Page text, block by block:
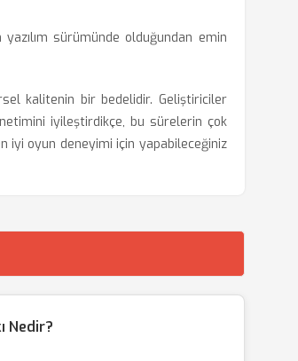
sürümünde olduğundan emin
kalitenin bir bedelidir. Geliştiriciler
iyileştirdikçe, bu sürelerin çok
iyi oyun deneyimi için yapabileceğiniz
Nedir?